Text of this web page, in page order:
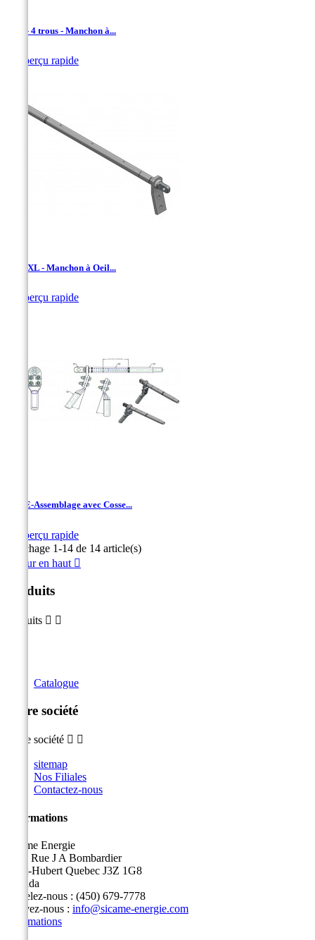
TDA - 4 trous - Manchon à...
Aperçu rapide
TDA-XL - Manchon à Oeil...
Aperçu rapide
TDAE-Assemblage avec Cosse...
Aperçu rapide
Affichage 1-14 de 14 article(s)
Retour en haut 
Produits
Produits  
Catalogue
Notre société
Notre société  
sitemap
Nos Filiales
Contactez-nous
Informations
Sicame Energie
5400 Rue J A Bombardier
Saint-Hubert Quebec J3Z 1G8
Canada
Appelez-nous : (450) 679-7778
Écrivez-nous : info@sicame-energie.com
Informations